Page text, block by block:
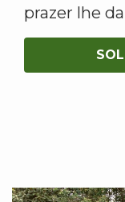
prazer lhe